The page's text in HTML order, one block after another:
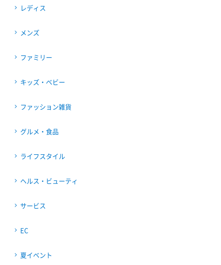
レディス
メンズ
ファミリー
キッズ・ベビー
ファッション雑貨
グルメ・食品
ライフスタイル
ヘルス・ビューティ
サービス
EC
夏イベント